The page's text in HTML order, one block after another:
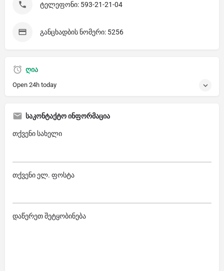
ტელეფონი: 593-21-21-04
განცხადბის ნომერი: 5256
ღია
Open 24h today
საკონტაქტო ინფორმაცია
თქვენი სახელი
თქვენი ელ. ფოსტა
დაწერეთ შეტყობინება